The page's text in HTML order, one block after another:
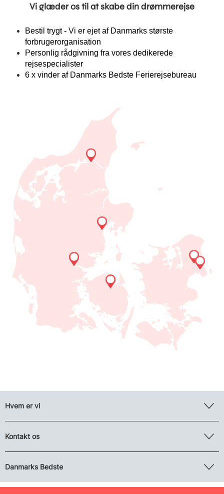
Vi glæder os til at skabe din drømmerejse
Bestil trygt - Vi er ejet af Danmarks største
forbrugerorganisation
Personlig rådgivning fra vores dedikerede
rejsespecialister
6 x vinder af Danmarks Bedste Ferierejsebureau
Hvem er vi
Kontakt os
Danmarks Bedste